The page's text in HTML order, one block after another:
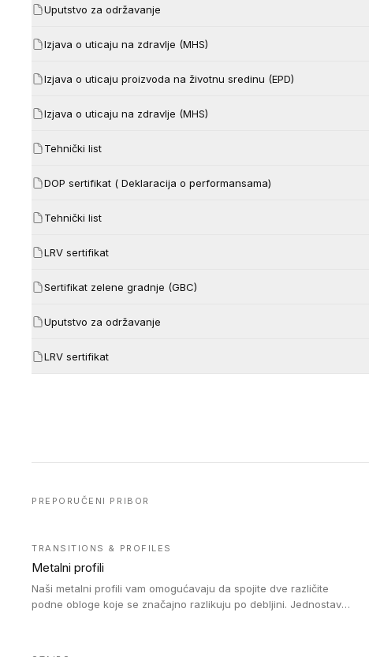
Uputstvo za održavanje
Izjava o uticaju na zdravlje (MHS)
Izjava o uticaju proizvoda na životnu sredinu (EPD)
Izjava o uticaju na zdravlje (MHS)
Tehnički list
DOP sertifikat ( Deklaracija o performansama)
Tehnički list
LRV sertifikat
Sertifikat zelene gradnje (GBC)
Uputstvo za održavanje
LRV sertifikat
PREPORUČENI PRIBOR
TRANSITIONS & PROFILES
Metalni profili
Naši metalni profili vam omogućavaju da spojite dve različite
podne obloge koje se značajno razlikuju po debljini. Jednostavni